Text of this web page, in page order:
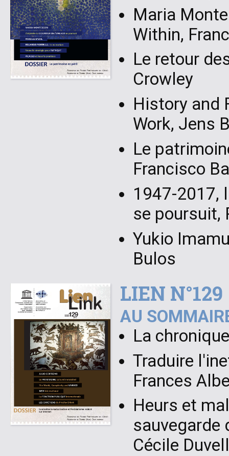
Maria
Within,
Le retour
Crowley
History and
Work, Jens
Le
Francisco
1947-2017,
se poursuit,
Yukio
Bulos
LIEN N°129
AU
La
Traduire
Frances
Heurs et
sauvegarde
Cécile